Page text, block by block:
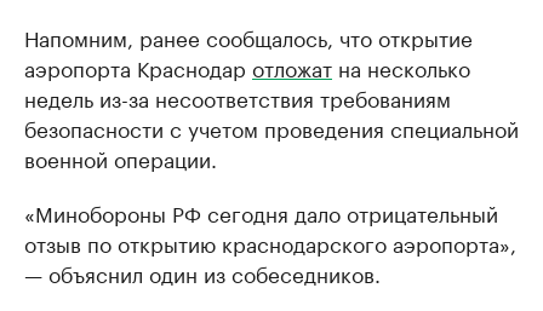
Напомним, ранее сообщалось, что открытие
аэропорта Краснодар отложат на несколько
недель из-за несоответствия требованиям
безопасности с учетом проведения специальной
военной операции.
«Минобороны РФ сегодня дало отрицательный
отзыв по открытию краснодарского аэропорта»,
— объяснил один из собеседников.